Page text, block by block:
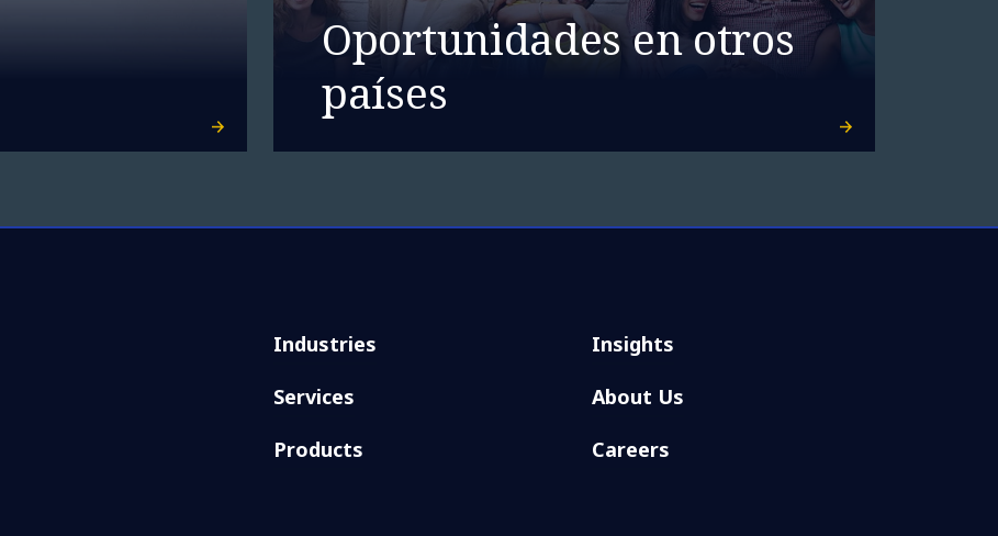
Oportunidades en otros
países
Industries
Services
Products
Insights
About Us
Careers